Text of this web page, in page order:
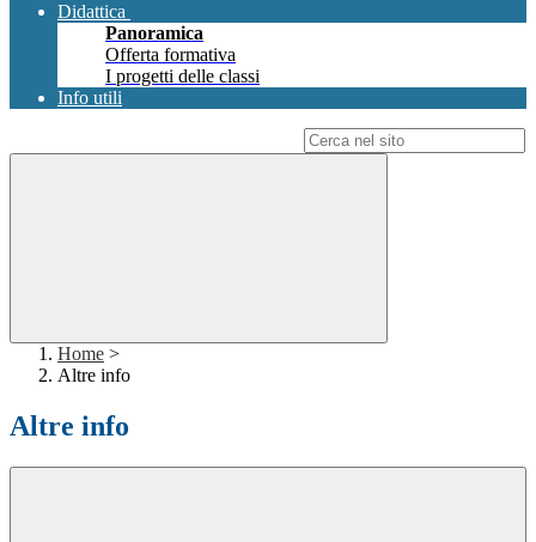
Didattica
Panoramica
Offerta formativa
I progetti delle classi
Info utili
Home >
Altre info
Altre info